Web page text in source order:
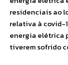
residenciais ao
relativa à covid-
energia elétrica
tiverem sofrido